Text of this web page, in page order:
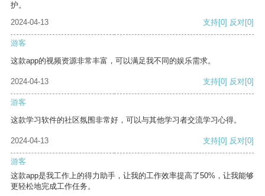
护。
2024-04-13
支持[0] 反对[0]
游客
这款app的视频资源非常丰富，可以满足我不同的娱乐需求。
2024-04-13 支持[0] 反对[0]
游客
这款学习软件的社区氛围非常好，可以与其他学习者交流学习心得。
2024-04-13 支持[0] 反对[0]
游客
这款app是我工作上的得力助手，让我的工作效率提高了50%，让我能够
更轻松地完成工作任务。